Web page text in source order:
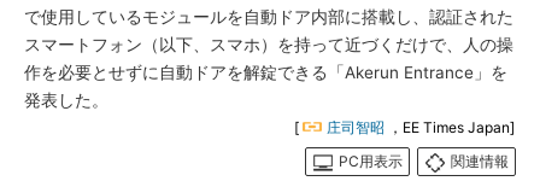
で使用しているモジュールを自動ドア内部に搭載し、認証された
スマートフォン（以下、スマホ）を持って近づくだけで、人の操
作を必要とせずに自動ドアを解錠できる「Akerun Entrance」を
発表した。
[ 庄司智昭 ，EE Times Japan]
PC用表示
関連情報